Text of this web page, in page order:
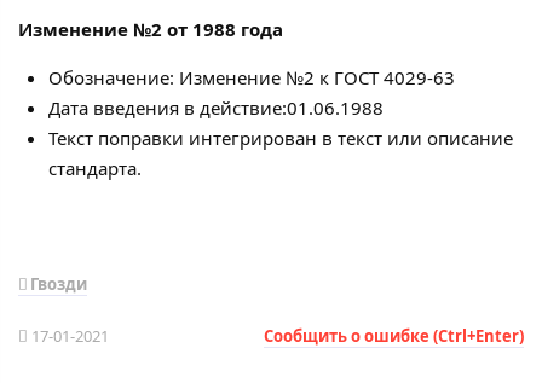
Изменение №2 от 1988 года
Обозначение: Изменение №2 к ГОСТ 4029-63
Дата введения в действие:01.06.1988
Текст поправки интегрирован в текст или описание
стандарта.
Гвозди
17-01-2021 Сообщить о ошибке (Ctrl+Enter)